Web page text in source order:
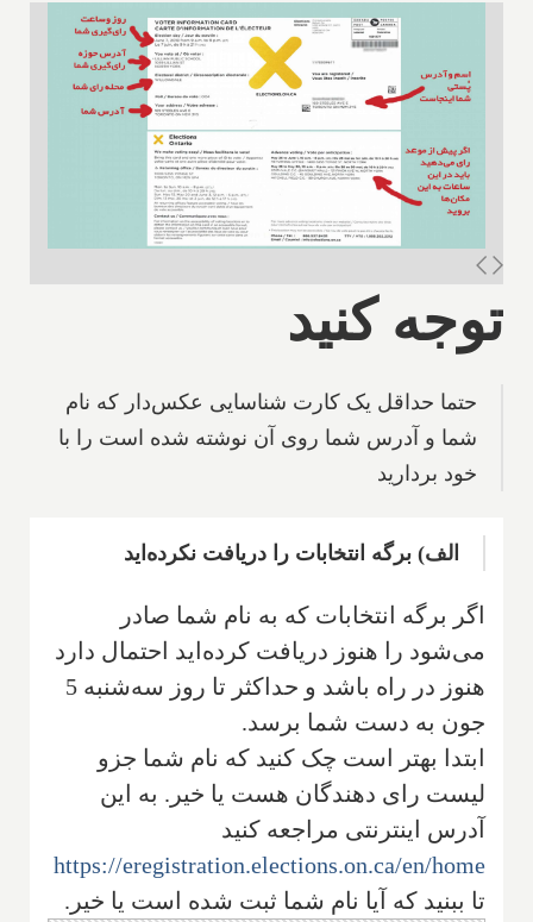
توجه کنید
حتما حداقل یک کارت شناسایی عکس‌دار که نام
شما و آدرس شما روی آن نوشته شده است را با
خود بردارید
الف) برگه انتخابات را دریافت نکرده‌اید
اگر برگه انتخابات که به نام شما صادر
می‌شود را هنوز دریافت کرده‌اید احتمال دارد
هنوز در راه باشد و حداکثر تا روز سه‌شنبه 5
جون به دست شما برسد.
ابتدا بهتر است چک کنید که نام شما جزو
لیست رای دهندگان هست یا خیر. به این
آدرس اینترنتی مراجعه کنید
https://eregistration.elections.on.ca/en/home
تا ببنید که آیا نام شما ثبت شده است یا خیر.